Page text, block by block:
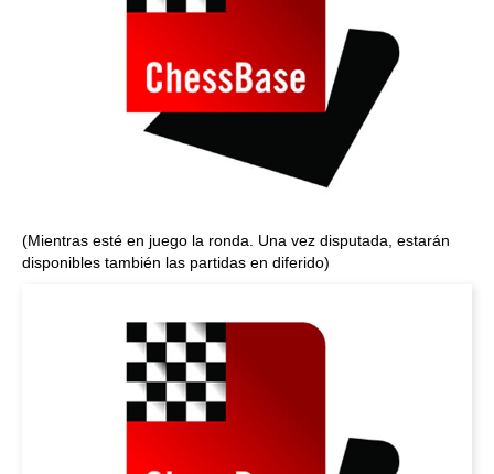
(Mientras esté en juego la ronda. Una vez disputada, estarán
disponibles también las partidas en diferido)